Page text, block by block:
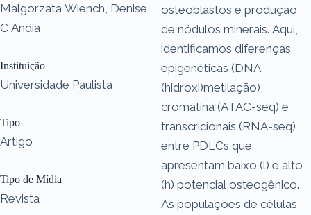
Malgorzata Wiench, Denise
C Andia
Instituição
Universidade Paulista
Tipo
Artigo
Tipo de Mídia
Revista
osteoblastos e produção
de nódulos minerais. Aqui,
identificamos diferenças
epigenéticas (DNA
(hidroxi)metilação),
cromatina (ATAC-seq) e
transcricionais (RNA-seq)
entre PDLCs que
apresentam baixo (l) e alto
(h) potencial osteogênico.
As populações de células